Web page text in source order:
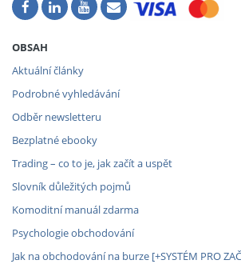
OBSAH
Aktuální články
Podrobné vyhledávání
Odběr newsletteru
Bezplatné ebooky
Trading – co to je, jak začít a uspět
Slovník důležitých pojmů
Komoditní manuál zdarma
Psychologie obchodování
Jak na obchodování na burze [+SYSTÉM PRO